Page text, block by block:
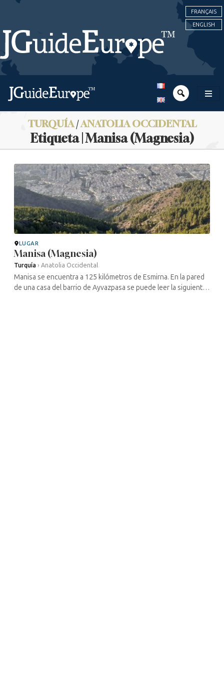
FRANÇAIS
ENGLISH
TURQUÍA/ANATOLIA OCCIDENTAL
Etiqueta | Manisa (Magnesia)
LUGAR
Manisa (Magnesia)
Turquía › Anatolia Occidental
Manisa se encuentra a 125 kilómetros de Esmirna. En la pared
de una casa del barrio de Ayvazpasa se puede leer la siguiente